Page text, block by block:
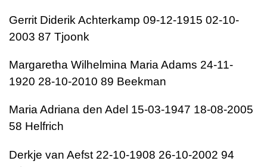
Gerrit Diderik Achterkamp 09-12-1915 02-10-
2003 87 Tjoonk
Margaretha Wilhelmina Maria Adams 24-11-
1920 28-10-2010 89 Beekman
Maria Adriana den Adel 15-03-1947 18-08-2005
58 Helfrich
Derkje van Aefst 22-10-1908 26-10-2002 94